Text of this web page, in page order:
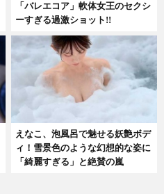
「バレエコア」軟体女王のセクシ
ーすぎる過激ショット!!
えなこ、泡風呂で魅せる妖艶ボデ
ィ！雪景色のような幻想的な姿に
「綺麗すぎる」と絶賛の嵐